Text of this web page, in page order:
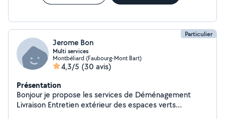
Particulier
Jerome Bon
Multi services
Montbéliard (Faubourg-Mont Bart)
4,3/5 (30 avis)
Présentation
Bonjour je propose les services de Déménagement
Livraison Entretien extérieur des espaces verts